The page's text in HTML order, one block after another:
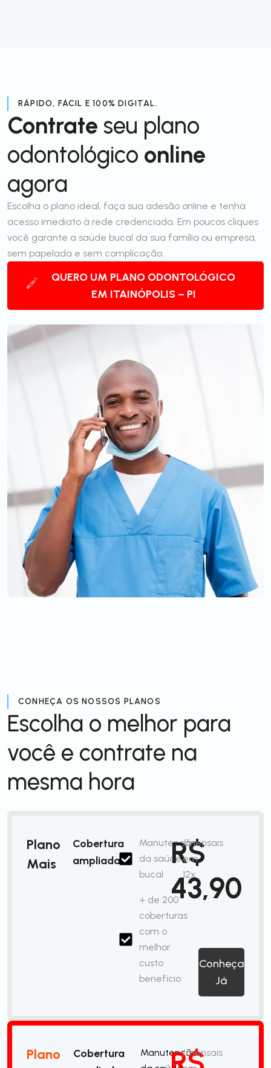
RÁPIDO, FÁCIL E 100% DIGITAL.
Contrate seu plano
odontológico online
agora
Escolha o plano ideal, faça sua adesão online e tenha
acesso imediato à rede credenciada. Em poucos cliques
você garante a saúde bucal da sua família ou empresa,
sem papelada e sem complicação.
QUERO UM PLANO ODONTOLÓGICO
EM ITAINÓPOLIS – PI
CONHEÇA OS NOSSOS PLANOS
Escolha o melhor para
você e contrate na
mesma hora
Plano
Mais
Cobertura
ampliada
Manutenção
da saúde
bucal
+ de 200
coberturas
com o
melhor
custo
benefício
R$
43,90
/mensais
em
12x
Conheça
Já
Plano
Cobertura
Manutenção/mensais